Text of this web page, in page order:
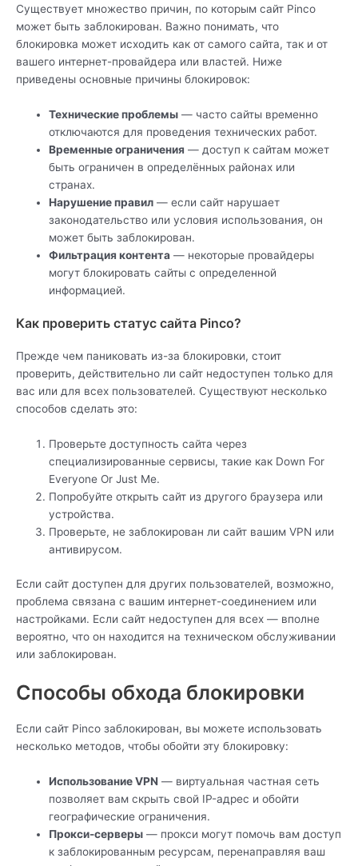
Существует множество причин, по которым сайт Pinco
может быть заблокирован. Важно понимать, что
блокировка может исходить как от самого сайта, так и от
вашего интернет-провайдера или властей. Ниже
приведены основные причины блокировок:
Технические проблемы — часто сайты временно
отключаются для проведения технических работ.
Временные ограничения — доступ к сайтам может
быть ограничен в определённых районах или
странах.
Нарушение правил — если сайт нарушает
законодательство или условия использования, он
может быть заблокирован.
Фильтрация контента — некоторые провайдеры
могут блокировать сайты с определенной
информацией.
Как проверить статус сайта Pinco?
Прежде чем паниковать из-за блокировки, стоит
проверить, действительно ли сайт недоступен только для
вас или для всех пользователей. Существуют несколько
способов сделать это:
Проверьте доступность сайта через
специализированные сервисы, такие как Down For
Everyone Or Just Me.
Попробуйте открыть сайт из другого браузера или
устройства.
Проверьте, не заблокирован ли сайт вашим VPN или
антивирусом.
Если сайт доступен для других пользователей, возможно,
проблема связана с вашим интернет-соединением или
настройками. Если сайт недоступен для всех — вполне
вероятно, что он находится на техническом обслуживании
или заблокирован.
Способы обхода блокировки
Если сайт Pinco заблокирован, вы можете использовать
несколько методов, чтобы обойти эту блокировку:
Использование VPN — виртуальная частная сеть
позволяет вам скрыть свой IP-адрес и обойти
географические ограничения.
Прокси-серверы — прокси могут помочь вам доступ
к заблокированным ресурсам, перенаправляя ваш